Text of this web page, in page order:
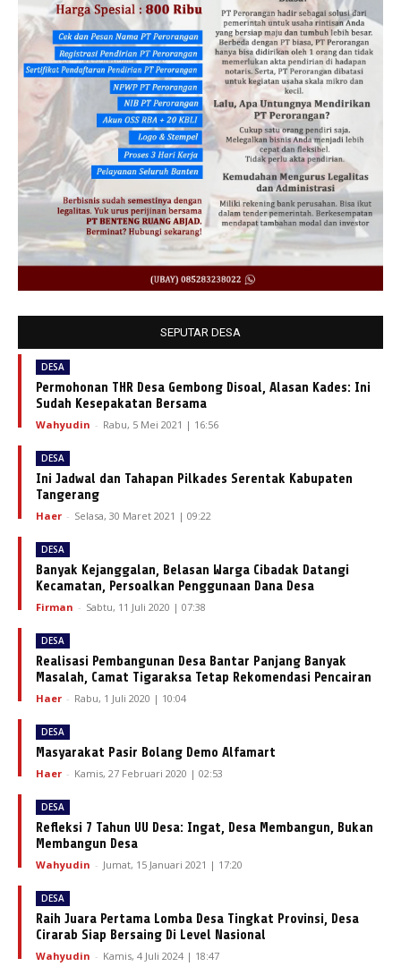
SEPUTAR DESA
DESA
Permohonan THR Desa Gembong Disoal, Alasan Kades: Ini
Sudah Kesepakatan Bersama
Wahyudin - Rabu, 5 Mei 2021 | 16:56
DESA
Ini Jadwal dan Tahapan Pilkades Serentak Kabupaten
Tangerang
Haer - Selasa, 30 Maret 2021 | 09:22
DESA
Banyak Kejanggalan, Belasan Warga Cibadak Datangi
Kecamatan, Persoalkan Penggunaan Dana Desa
Firman - Sabtu, 11 Juli 2020 | 07:38
DESA
Realisasi Pembangunan Desa Bantar Panjang Banyak
Masalah, Camat Tigaraksa Tetap Rekomendasi Pencairan
Haer - Rabu, 1 Juli 2020 | 10:04
DESA
Masyarakat Pasir Bolang Demo Alfamart
Haer - Kamis, 27 Februari 2020 | 02:53
DESA
Refleksi 7 Tahun UU Desa: Ingat, Desa Membangun, Bukan
Membangun Desa
Wahyudin - Jumat, 15 Januari 2021 | 17:20
DESA
Raih Juara Pertama Lomba Desa Tingkat Provinsi, Desa
Cirarab Siap Bersaing Di Level Nasional
Wahyudin - Kamis, 4 Juli 2024 | 18:47